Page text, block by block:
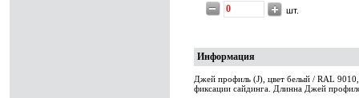
шт.
Информация
Джей профиль (J), цвет белый / RAL
фиксации сайдинга. Длинна Джей